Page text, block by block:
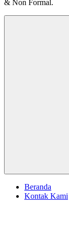
& Non Formal.
Beranda
Kontak Kami